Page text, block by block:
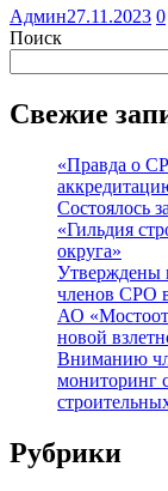
Админ27.11.2023 0
Поиск
Свежие
«Правда о
Состоялось
«Гильдия
округа»
Утверждены
членов СРО в
АО
новой
Вниманию
мониторинг
Рубрики